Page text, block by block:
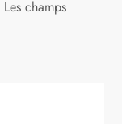
Les champs